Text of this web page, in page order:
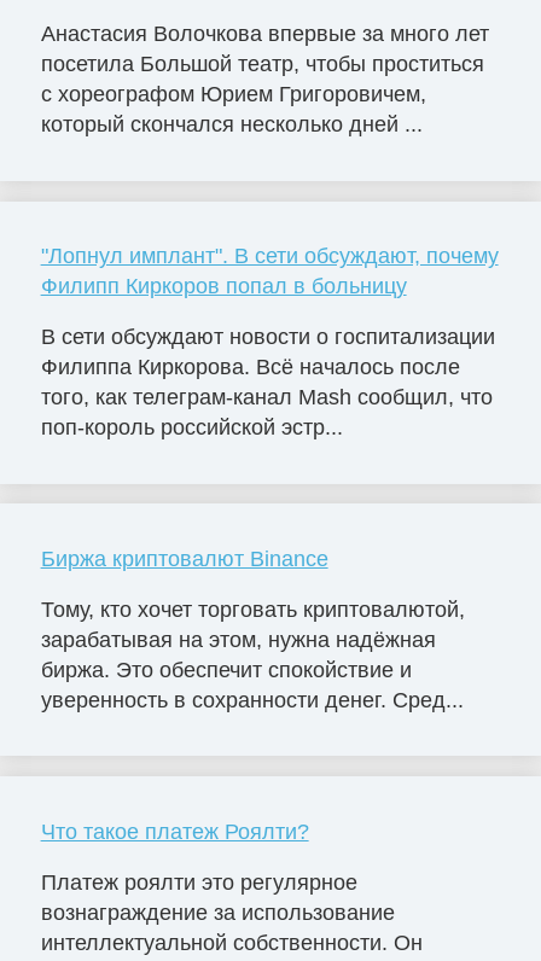
Анастасия Волочкова впервые за много лет
посетила Большой театр, чтобы проститься
с хореографом Юрием Григоровичем,
который скончался несколько дней ...
"Лопнул имплант". В сети обсуждают, почему
Филипп Киркоров попал в больницу
В сети обсуждают новости о госпитализации
Филиппа Киркорова. Всё началось после
того, как телеграм-канал Mash сообщил, что
поп-король российской эстр...
Биржа криптовалют Binance
Тому, кто хочет торговать криптовалютой,
зарабатывая на этом, нужна надёжная
биржа. Это обеспечит спокойствие и
уверенность в сохранности денег. Сред...
Что такое платеж Роялти?
Платеж роялти это регулярное
вознаграждение за использование
интеллектуальной собственности. Он